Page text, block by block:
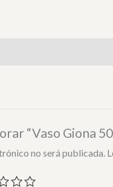
“Vaso Giona 50
no será publicada.